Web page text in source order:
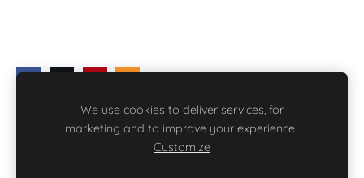
IEDVESMA SĪKDATNES
We use cookies to deliver services, for
marketing and to improve your experience.
Customize